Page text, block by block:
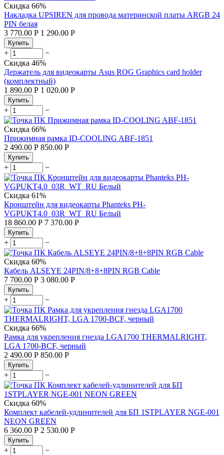
Скидка 66%
Накладка UPSIREN для провода материнской платы ARGB 24
PIN белая
3 770.00 Р 1 290.00 Р
Купить
+
−
Скидка 46%
Держатель для видеокарты Asus ROG Graphics card holder
(комплектный)
1 890.00 Р 1 020.00 Р
Купить
+ −
Скидка 66%
Прижимная рамка ID-COOLING ABF-1851
2 490.00 Р 850.00 Р
Купить
+ −
Скидка 61%
Кронштейн для видеокарты Phanteks PH-
VGPUKT4.0_03R_WT_RU Белый
18 860.00 Р 7 370.00 Р
Купить
+ −
Скидка 60%
Кабель ALSEYE 24PIN/8+8+8PIN RGB Cable
7 700.00 Р 3 080.00 Р
Купить
+ −
Скидка 66%
Рамка для укрепления гнезда LGA1700 THERMALRIGHT,
LGA 1700-BCF, черный
2 490.00 Р 850.00 Р
Купить
+ −
Скидка 60%
Комплект кабелей-удлинителей для БП 1STPLAYER NGE-001
NEON GREEN
6 360.00 Р 2 530.00 Р
Купить
+ −